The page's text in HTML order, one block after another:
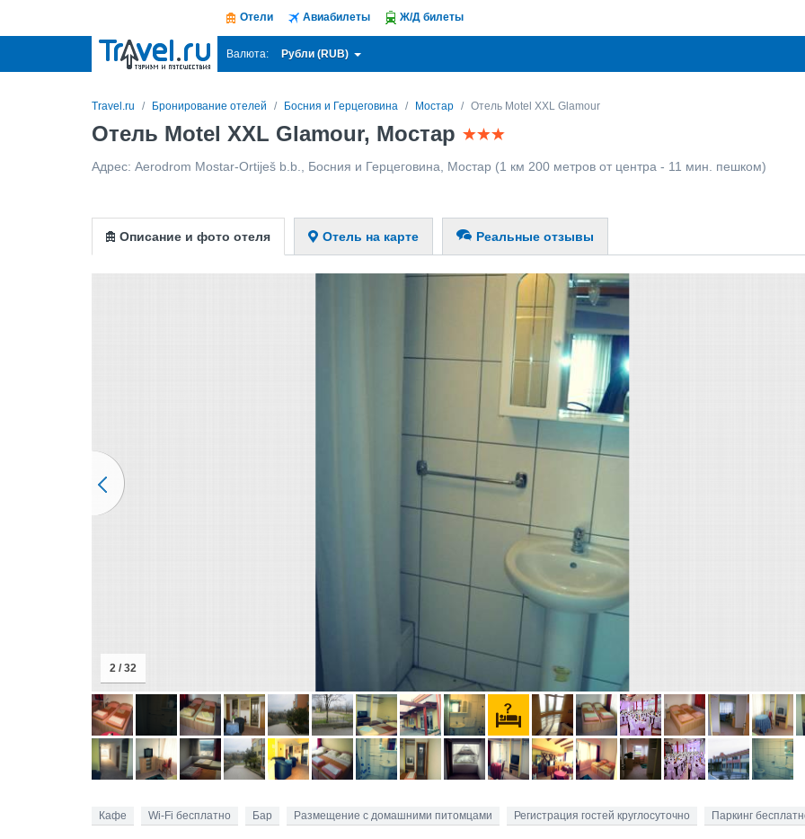
Отели Авиабилеты Ж/Д билеты
Валюта: Рубли (RUB)
Travel.ru Бронирование отелей Босния и Герцеговина Мостар Отель Motel XXL Glamour
Отель Motel XXL Glamour, Мостар
Адрес: Aerodrom Mostar-Ortiješ b.b. Босния и Герцеговина Мостар (1 км 200 метров от центра - 11 мин. пешком)
Описание и фото отеля Отель на карте Реальные отзывы
2 / 32
Кафе Wi-Fi бесплатно Бар Размещение с домашними питомцами Регистрация гостей круглосуточно Паркинг